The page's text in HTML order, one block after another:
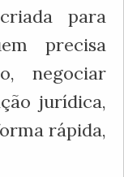
para
precisa
negociar
jurídica,
rápida,